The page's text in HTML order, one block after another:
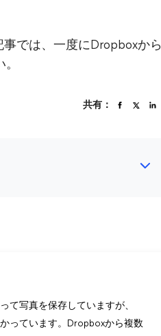
では、一度にDropboxから
共有：
て写真を保存していますが、
っています。Dropboxから複数